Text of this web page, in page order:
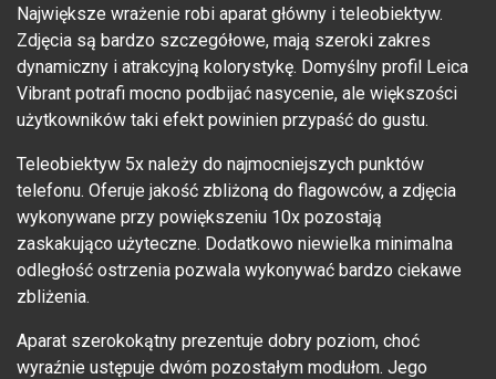
Największe wrażenie robi aparat główny i teleobiektyw.
Zdjęcia są bardzo szczegółowe, mają szeroki zakres
dynamiczny i atrakcyjną kolorystykę. Domyślny profil Leica
Vibrant potrafi mocno podbijać nasycenie, ale większości
użytkowników taki efekt powinien przypaść do gustu.
Teleobiektyw 5x należy do najmocniejszych punktów
telefonu. Oferuje jakość zbliżoną do flagowców, a zdjęcia
wykonywane przy powiększeniu 10x pozostają
zaskakująco użyteczne. Dodatkowo niewielka minimalna
odległość ostrzenia pozwala wykonywać bardzo ciekawe
zbliżenia.
Aparat szerokokątny prezentuje dobry poziom, choć
wyraźnie ustępuje dwóm pozostałym modułom. Jego